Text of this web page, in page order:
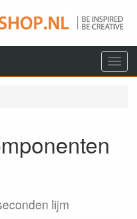
Menu
lijm